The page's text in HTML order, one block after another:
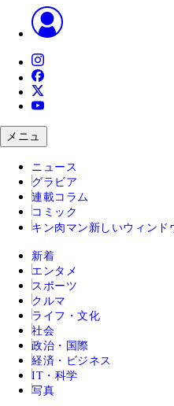
メニュ
ニュース
グラビア
連載コラム
コミック
キン肉マン 新しいウィンド
新着
エンタメ
スポーツ
クルマ
ライフ・文化
社会
政治・国際
経済・ビジネス
IT・科学
写真